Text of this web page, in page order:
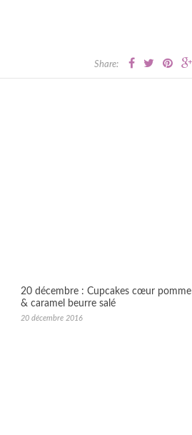
Share:
20 décembre : Cupcakes cœur pomme
& caramel beurre salé
20 décembre 2016